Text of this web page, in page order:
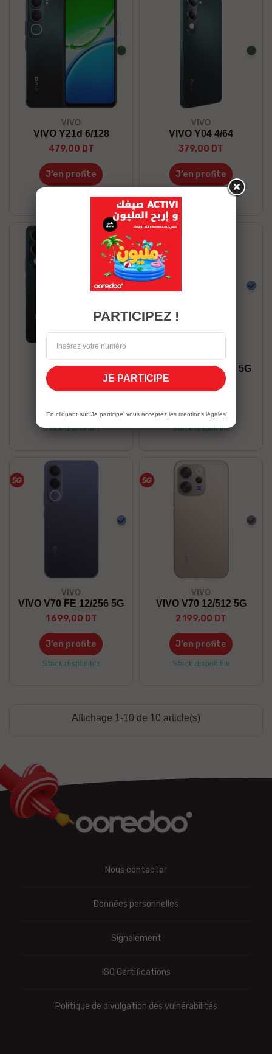
VIVO
VIVO Y21d 6/128
479,00 DT
Vert
J’en profite
VIVO
VIVO Y04 4/64
379,00 DT
Vert
J’en profite
Stock disponible
VIVO
VIVO Y04 4/128
409,00 DT
Stock disponible
VIVO
VIVO V70 FE 8/256 5G
1 499,00 DT
Bleu
J’en profite
Stock disponible
VIVO
VIVO V70 FE 12/256 5G
1 699,00 DT
Bleu
J’en profite
Stock disponible
VIVO
VIVO V70 12/512 5G
2 199,00 DT
Gris
J’en profite
Stock disponible
Affichage 1-10 de 10 article(s)
Nous contacter
Données personnelles
Signalement
ISO Certifications
Politique de divulgation des vulnérabilités
PARTICIPEZ !
JE PARTICIPE
En cliquant sur 'Je participe' vous acceptez les mentions légales